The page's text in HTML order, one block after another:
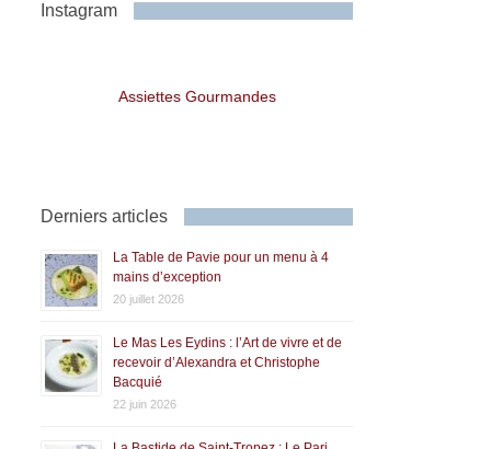
Instagram
Assiettes Gourmandes
Derniers articles
La Table de Pavie pour un menu à 4
mains d’exception
20 juillet 2026
Le Mas Les Eydins : l’Art de vivre et de
recevoir d’Alexandra et Christophe
Bacquié
22 juin 2026